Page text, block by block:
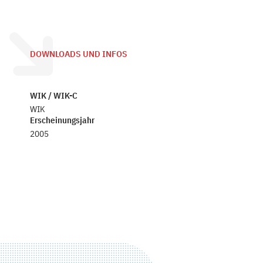
DOWNLOADS UND INFOS
WIK / WIK-C
WIK
Erscheinungsjahr
2005